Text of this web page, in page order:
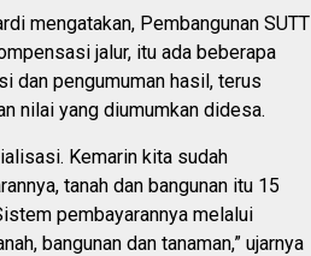
mengatakan, Pembangunan SUTT
jalur, itu ada beberapa
dan pengumuman hasil, terus
nilai yang diumumkan didesa.
Kemarin kita sudah
tanah dan bangunan itu 15
pembayarannya melalui
bangunan dan tanaman,” ujarnya